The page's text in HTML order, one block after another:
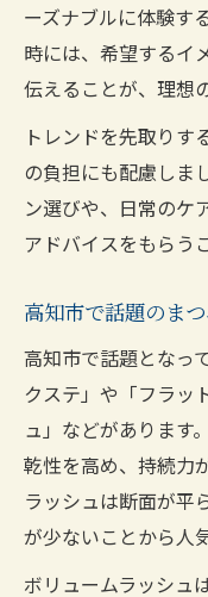
ーズナブルに体験す
時には、希望するイ
伝えることが、理想
トレンドを先取りす
の負担にも配慮しま
ン選びや、日常のケ
アドバイスをもらう
高知市で話題のま
高知市で話題となっ
クステ」や「フラッ
ュ」などがあります
乾性を高め、持続力
ラッシュは断面が平
が少ないことから人
ボリュームラッシュ